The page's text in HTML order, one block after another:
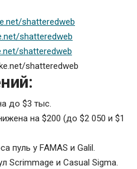
shatteredweb
до $3 тыс.
на $200 (до $2 050 и $1
пуль у FAMAS и Galil.
Scrimmage и Casual Sigma.